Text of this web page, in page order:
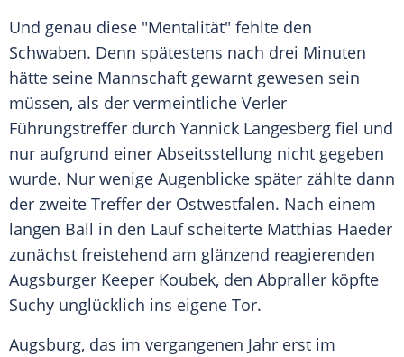
Und genau diese "Mentalität" fehlte den
Schwaben. Denn spätestens nach drei Minuten
hätte seine Mannschaft gewarnt gewesen sein
müssen, als der vermeintliche Verler
Führungstreffer durch Yannick Langesberg fiel und
nur aufgrund einer Abseitsstellung nicht gegeben
wurde. Nur wenige Augenblicke später zählte dann
der zweite Treffer der Ostwestfalen. Nach einem
langen Ball in den Lauf scheiterte Matthias Haeder
zunächst freistehend am glänzend reagierenden
Augsburger Keeper Koubek, den Abpraller köpfte
Suchy unglücklich ins eigene Tor.
Augsburg, das im vergangenen Jahr erst im